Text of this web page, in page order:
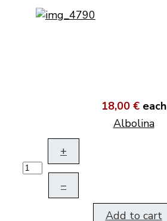
18,00 € each
Albolina
+
–
Add to cart